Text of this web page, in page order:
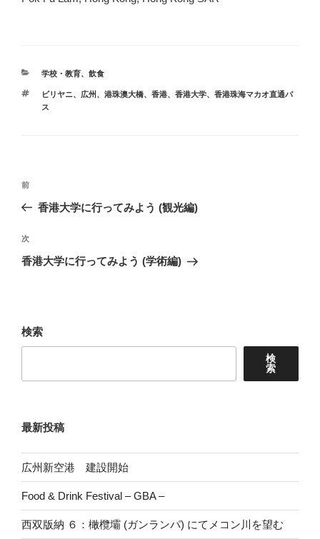
カ
ゴ
リ
学校・教育、 飲食
タ
グ
ビリヤニ、 広州 、 港珠澳大橋、 香港、 香港大学、 香港珠海マカオ直通バ
ス
投
ビ
ゲ
ン
前
の
稿
前
香港大学に行ってみよう (観光編)
次
の
次
香港大学に行ってみよう (学術編)
検索
検
索
最新投稿
広州新空港 建設開始
Food & Drink Festival – GBA –
西双版納 ６：橄欖壩 (ガンランパ) にてメコン川を望む